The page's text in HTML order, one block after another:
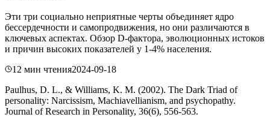
Эти три социально неприятные черты объединяет ядро
бессердечности и самопродвижения, но они различаются в
ключевых аспектах. Обзор D-фактора, эволюционных истоков
и причин высоких показателей у 1-4% населения.
12 мин чтения2024-09-18
Paulhus, D. L., & Williams, K. M. (2002). The Dark Triad of
personality: Narcissism, Machiavellianism, and psychopathy.
Journal of Research in Personality, 36(6), 556-563.